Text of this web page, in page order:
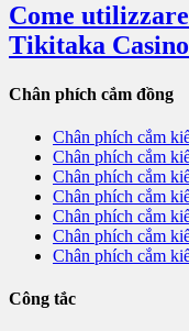
Come
Tikitaka
Chân phích cắm đồng
Chân phích cắm
Chân phích cắm
Chân phích cắm
Chân phích cắm
Chân phích cắm
Chân phích cắm
Chân phích cắm
Công tắc